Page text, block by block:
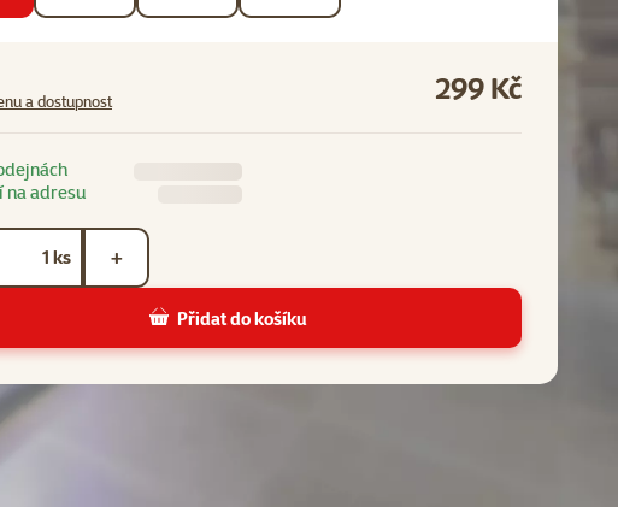
a dostupnost 299 Kč
na adresu
ks +
Přidat do košíku